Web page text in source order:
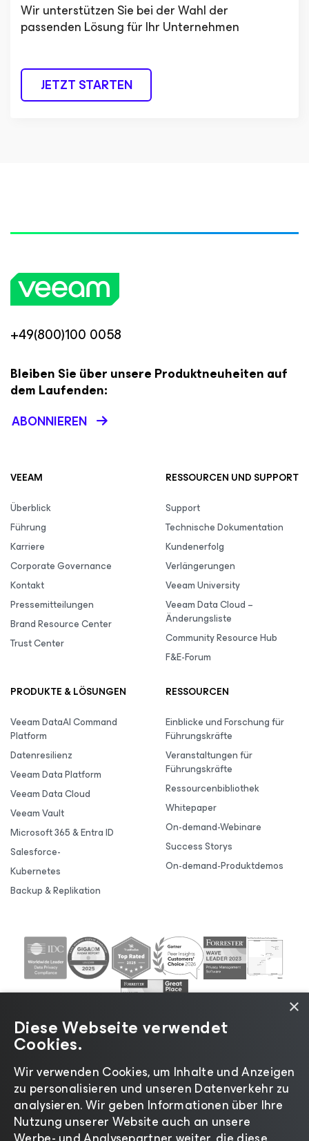
Wir unterstützen Sie bei der Wahl der
passenden Lösung für Ihr Unternehmen
JETZT STARTEN
+49(800)100 0058
Bleiben Sie über unsere Produktneuheiten auf
dem Laufenden:
ABONNIEREN
VEEAM
Überblick
Führung
Karriere
Corporate Governance
Kontakt
Pressemitteilungen
Brand Resource Center
Trust Center
RESSOURCEN UND SUPPORT
Support
Technische Dokumentation
Kundenerfolg
Verlängerungen
Veeam University
Veeam Data Cloud –
Änderungsliste
Community Resource Hub
F&E-Forum
PRODUKTE & LÖSUNGEN
Veeam DataAI Command
Platform
Datenresilienz
Veeam Data Platform
Veeam Data Cloud
Veeam Vault
Microsoft 365 & Entra ID
Salesforce-
Kubernetes
Backup & Replikation
RESSOURCEN
Einblicke und Forschung für
Führungskräfte
Veranstaltungen für
Führungskräfte
Ressourcenbibliothek
Whitepaper
On-demand-Webinare
Success Storys
On-demand-Produktdemos
©2026 Veeam® Software |Datenschutzrichtlinie|
Cookies|Rechtliches |Lizenzierungsrichtlinie|
Lieferanten-Ressourcen| Impressum
×
Diese Webseite verwendet
Cookies.
Wir verwenden Cookies, um Inhalte und Anzeigen
zu personalisieren und unseren Datenverkehr zu
analysieren. Wir geben Informationen über Ihre
Nutzung unserer Website auch an unsere